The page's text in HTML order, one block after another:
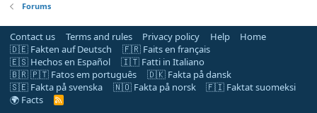
Forums
Contact us Terms and rules Privacy policy Help
Home
🇩🇪 Fakten auf Deutsch
🇫🇷 Faits en français
🇪🇸 Hechos en Español
🇮🇹 Fatti in Italiano
🇧🇷 🇵🇹 Fatos em português
🇩🇰 Fakta på dansk
🇸🇪 Fakta på svenska
🇳🇴 Fakta på norsk
🇫🇮 Faktat suomeksi
🌍 Facts
R